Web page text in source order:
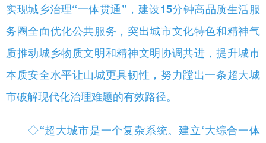
实现城乡治理“一体贯通”，建设15分钟高品质生活服
务圈全面优化公共服务，突出城市文化特色和精神气
质推动城乡物质文明和精神文明协调共进，提升城市
本质安全水平让山城更具韧性，努力蹚出一条超大城
市破解现代化治理难题的有效路径。
◇“超大城市是一个复杂系统。建立‘大综合一体